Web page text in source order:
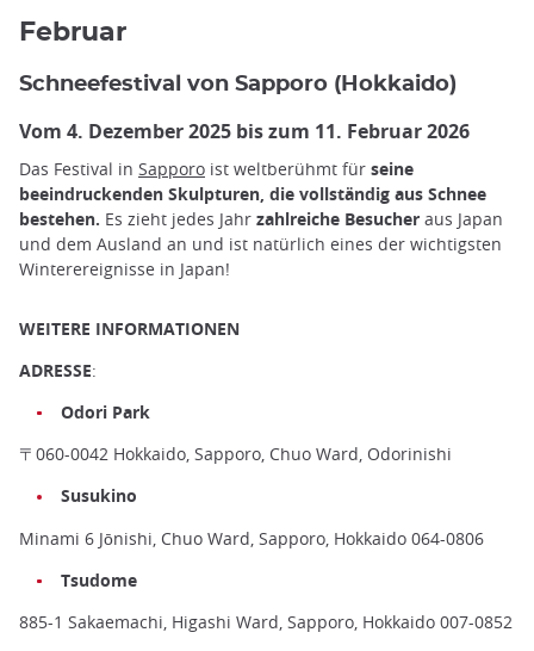
Februar
Schneefestival von Sapporo (Hokkaido)
Vom 4. Dezember 2025 bis zum 11. Februar 2026
Das Festival in Sapporo ist weltberühmt für seine
beeindruckenden Skulpturen, die vollständig aus Schnee
bestehen. Es zieht jedes Jahr zahlreiche Besucher aus Japan
und dem Ausland an und ist natürlich eines der wichtigsten
Winterereignisse in Japan!
WEITERE INFORMATIONEN
ADRESSE:
Odori Park
〒060-0042 Hokkaido, Sapporo, Chuo Ward, Odorinishi
Susukino
Minami 6 Jōnishi, Chuo Ward, Sapporo, Hokkaido 064-0806
Tsudome
885-1 Sakaemachi, Higashi Ward, Sapporo, Hokkaido 007-0852